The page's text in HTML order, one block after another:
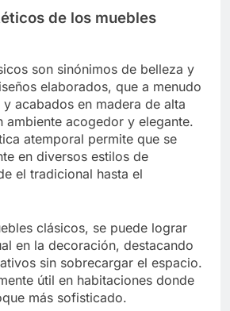
de los muebles
son sinónimos de belleza y
elaborados, que a menudo
acabados en madera de alta
ambiente acogedor y elegante.
atemporal permite que se
en diversos estilos de
el tradicional hasta el
clásicos, se puede lograr
en la decoración, destacando
sin sobrecargar el espacio.
útil en habitaciones donde
más sofisticado.